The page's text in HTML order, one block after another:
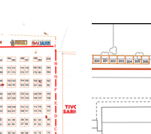
on
useampi
muunnelma.
tehdä
valinnat
tuotteen